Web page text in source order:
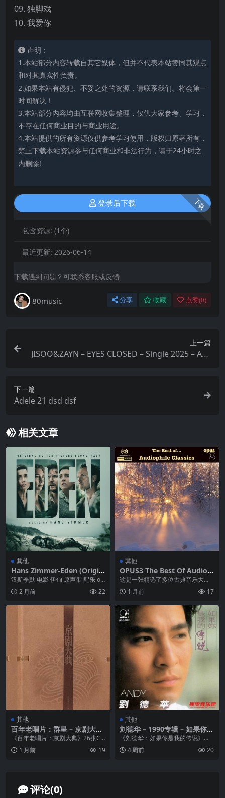
09. 独脚戏
10. 我爱你
声明：
1.本站部分内容转载自其它媒体，但并不代表本站赞同其观点
和对其真实性负责。
2.如果本站有侵犯、不妥之处的资源，请联系我们。将会第一
时间解决！
3.本站部分内容均由互联网收集整理，仅供大家参考、学习，
不存在任何商业目的与商业用途。
4.本站提供的所有资源仅供参考学习使用，版权归原著所有，
禁止下载本站资源参与任何商业和非法行为，请于24小时之
内删除!
下载
登录后下载
包含资源: (1个)
最近更新: 2026-06-14
下载遇到问题？可联系客服或反馈
80music 分享 收藏 点赞(0)
上一篇
JISOO&ZAYN – EYES CLOSED – Single 2025 – ALA
下一篇
Adele 21 dsd dsf
相关文章
其他
Hans Zimmer-Eden (Origin
al Motion Picture Soundtra
ck) FLAC 48kHz 24bit
汉斯季默 电影 伊甸 原声带 配乐 ost
qobuz
2 月前 22
其他
OPUS3 The Best Of Audiop
hile Classics – 2010 dsd dsf
这是一张精选了多位古典音乐大师
作品的高解析度专辑。收录了贝多
芬、巴赫、舒伯特、肖...
1 月前 17
其他
百年老唱片：群星 – 京剧大典
(26CD[ 中唱上海] 精装典藏
版) Flac cue
《百年老唱片：京剧大典》26张CD
辑录了一百五十六位京剧名家演唱
的274段经典唱...
1 月前 19
其他
刘德华 – 1990专辑 – 如果你是
我的传说 Flac
《刘德华：如果你是我的传说》重
回经典时代，新欢不比旧爱！华仔
绝对是个不老的传说！...
4 周前 20
评论(0)